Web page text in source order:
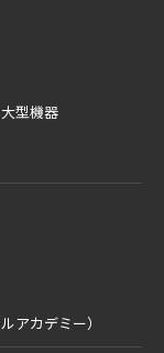
大型機器
アカデミー）